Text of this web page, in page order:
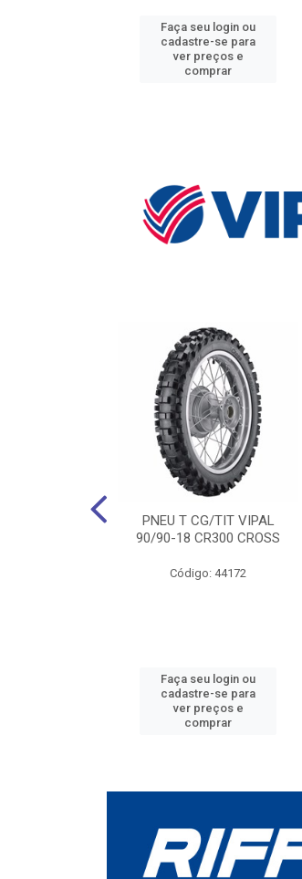
Faça seu login ou
cadastre-se para
ver preços e
comprar
PNEU T CG/TIT VIPAL
90/90-18 CR300 CROSS
Código: 44172
Faça seu login ou
cadastre-se para
ver preços e
comprar